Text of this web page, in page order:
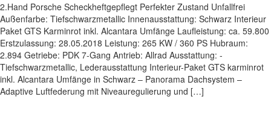
2.Hand Porsche Scheckheftgepflegt Perfekter Zustand Unfallfrei
Außenfarbe: Tiefschwarzmetallic Innenausstattung: Schwarz Interieur
Paket GTS Karminrot inkl. Alcantara Umfänge Laufleistung: ca. 59.800
Erstzulassung: 28.05.2018 Leistung: 265 KW / 360 PS Hubraum:
2.894 Getriebe: PDK 7-Gang Antrieb: Allrad Ausstattung: -
Tiefschwarzmetallic, Lederausstattung Interieur-Paket GTS karminrot
inkl. Alcantara Umfänge in Schwarz – Panorama Dachsystem –
Adaptive Luftfederung mit Niveauregulierung und […]